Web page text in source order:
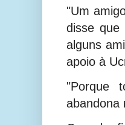
"Um
disse que
alguns
apoio à
"Porque
abandona